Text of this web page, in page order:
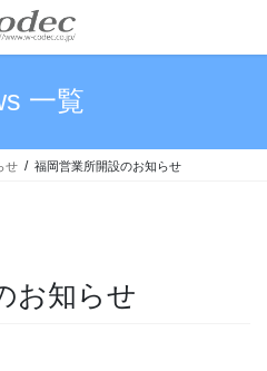
一覧
せ 福岡営業所開設のお知らせ
お知らせ